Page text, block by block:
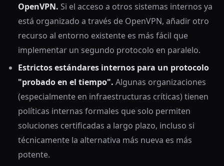
OpenVPN. Si el acceso a otros sistemas internos ya
está organizado a través de OpenVPN, añadir otro
recurso al entorno existente es más fácil que
implementar un segundo protocolo en paralelo.
Estrictos estándares internos para un protocolo
"probado en el tiempo". Algunas organizaciones
(especialmente en infraestructuras críticas) tienen
políticas internas formales que solo permiten
soluciones certificadas a largo plazo, incluso si
técnicamente la alternativa más nueva es más
potente.